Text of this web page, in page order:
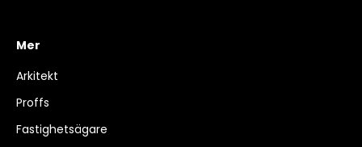
Mer
Arkitekt
Proffs
Fastighetsägare